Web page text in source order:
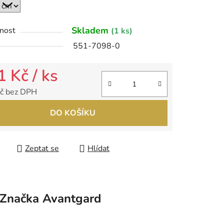
Skladem (1 ks)
551-7098-0
Kč/ ks
bez DPH
DO KOŠÍKU
Zeptat se Hlídat
Značka Avantgard